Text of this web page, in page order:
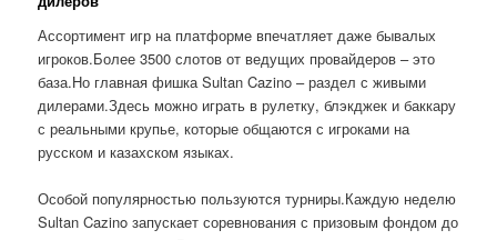
Ассортимент игр на платформе впечатляет даже бывалых
игроков.Более 3500 слотов от ведущих провайдеров – это
база.Но главная фишка Sultan Cazino – раздел с живыми
дилерами.Здесь можно играть в рулетку, блэкджек и баккару
с реальными крупье, которые общаются с игроками на
русском и казахском языках.
Особой популярностью пользуются турниры.Каждую неделю
Sultan Cazino запускает соревнования с призовым фондом до